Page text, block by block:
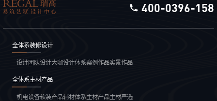
400-0396-158
全体系装修设计
设计团队设计大咖设计体系案例作品实景作品
全体系主材产品
机电设备软装产品辅材体系主材产品主材严选